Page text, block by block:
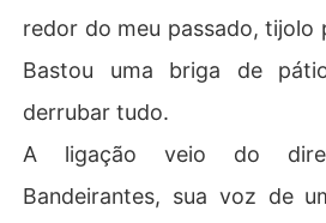
redor do meu passado, tijolo
Bastou uma briga de
derrubar tudo.
A ligação veio do
Bandeirantes, sua voz de